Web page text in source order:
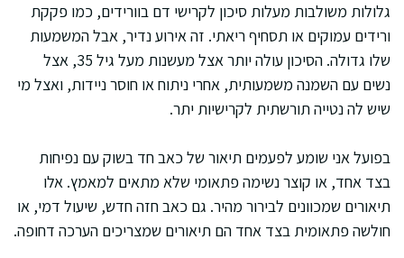
גלולות משולבות מעלות סיכון לקרישי דם בוורידים, כמו פקקת
ורידים עמוקים או תסחיף ריאתי. זה אירוע נדיר, אבל המשמעות
שלו גדולה. הסיכון עולה יותר אצל מעשנות מעל גיל 35, אצל
נשים עם השמנה משמעותית, אחרי ניתוח או חוסר ניידות, ואצל מי
שיש לה נטייה תורשתית לקרישיות יתר.
בפועל אני שומע לפעמים תיאור של כאב חד בשוק עם נפיחות
בצד אחד, או קוצר נשימה פתאומי שלא מתאים למאמץ. אלו
תיאורים שמכוונים לבירור מהיר. גם כאב חזה חדש, שיעול דמי, או
חולשה פתאומית בצד אחד הם תיאורים שמצריכים הערכה דחופה.